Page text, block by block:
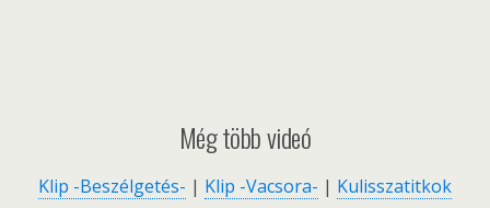
Még több videó
Klip -Beszélgetés- | Klip -Vacsora- | Kulisszatitkok